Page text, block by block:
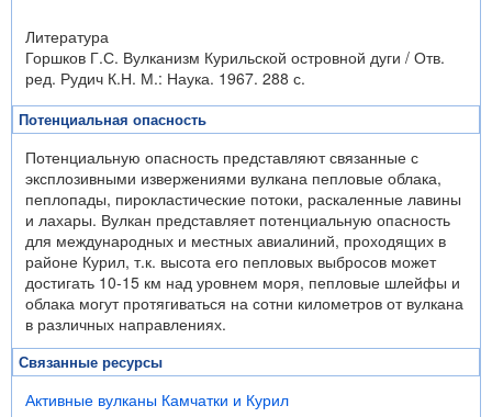
Литература
Горшков Г.С. Вулканизм Курильской островной дуги / Отв.
ред. Рудич К.Н. М.: Наука. 1967. 288 с.
Потенциальная опасность
Потенциальную опасность представляют связанные с
эксплозивными извержениями вулкана пепловые облака,
пеплопады, пирокластические потоки, раскаленные лавины
и лахары. Вулкан представляет потенциальную опасность
для международных и местных авиалиний, проходящих в
районе Курил, т.к. высота его пепловых выбросов может
достигать 10-15 км над уровнем моря, пепловые шлейфы и
облака могут протягиваться на сотни километров от вулкана
в различных направлениях.
Связанные ресурсы
Активные вулканы Камчатки и Курил